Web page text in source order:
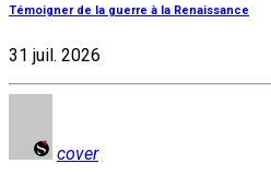
Témoigner de la guerre à la Renaissance
31 juil. 2026
cover